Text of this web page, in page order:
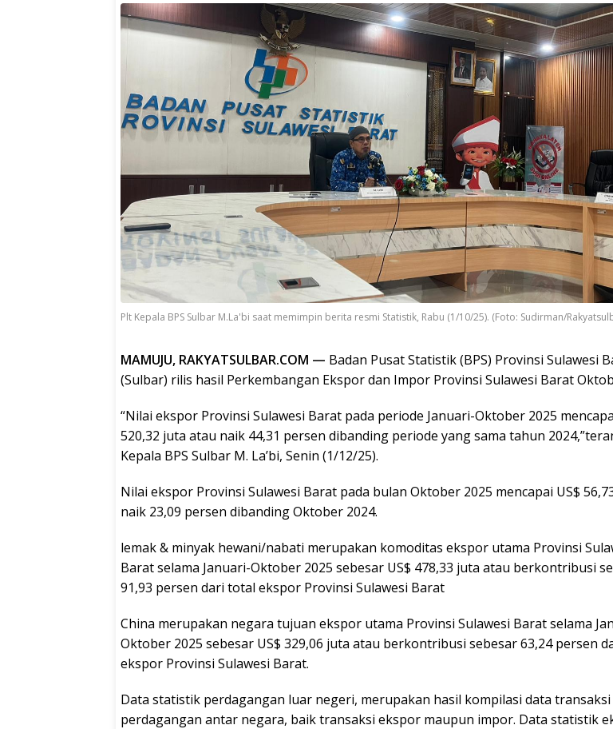
Plt Kepala BPS Sulbar M.La'bi saat memimpin berita resmi Statistik, Rabu (1/10/25). (Foto: Sudirman/
MAMUJU, RAKYATSULBAR.COM — Badan Pusat Statistik (BPS) Provinsi Sulawesi
(Sulbar) rilis hasil Perkembangan Ekspor dan Impor Provinsi Sulawesi Barat
“Nilai ekspor Provinsi Sulawesi Barat pada periode Januari-Oktober 2025
520,32 juta atau naik 44,31 persen dibanding periode yang sama tahun
Kepala BPS Sulbar M. La’bi, Senin (1/12/25).
Nilai ekspor Provinsi Sulawesi Barat pada bulan Oktober 2025 mencapai US$
naik 23,09 persen dibanding Oktober 2024.
lemak & minyak hewani/nabati merupakan komoditas ekspor utama Provinsi
Barat selama Januari-Oktober 2025 sebesar US$ 478,33 juta atau berkontribusi
91,93 persen dari total ekspor Provinsi Sulawesi Barat
China merupakan negara tujuan ekspor utama Provinsi Sulawesi Barat selama
Oktober 2025 sebesar US$ 329,06 juta atau berkontribusi sebesar 63,24 persen
ekspor Provinsi Sulawesi Barat.
Data statistik perdagangan luar negeri, merupakan hasil kompilasi data transaksi
perdagangan antar negara, baik transaksi ekspor maupun impor. Data statistik